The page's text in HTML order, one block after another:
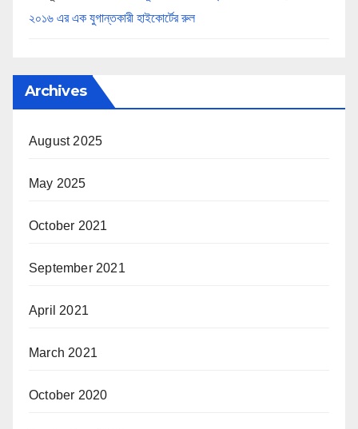
২০১৬ এর এক যুগান্তকারী হাইকোর্টের রুল
Archives
August 2025
May 2025
October 2021
September 2021
April 2021
March 2021
October 2020